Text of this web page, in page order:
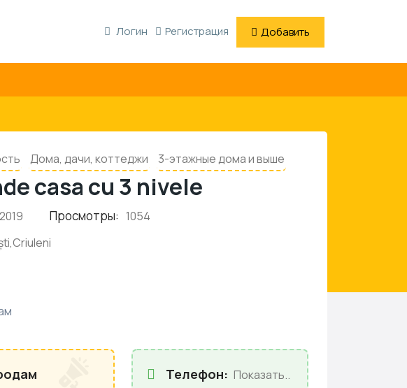
Логин Регистрация Добавить
Дома, дачи, коттеджи 3-этажные дома и выше
casa cu 3 nivele
Просмотры: 1054
Телефон: Показать..